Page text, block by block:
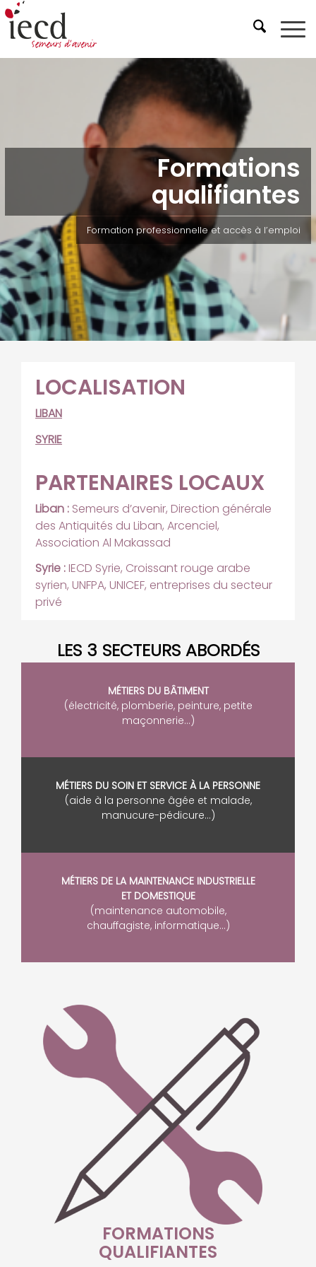
Formations
qualifiantes
Formation professionnelle et accès à l’emploi
LOCALISATION
LIBAN
SYRIE
PARTENAIRES LOCAUX
Liban : Semeurs d’avenir, Direction générale
des Antiquités du Liban, Arcenciel,
Association Al Makassad
Syrie :IECD Syrie, Croissant rouge arabe
syrien, UNFPA, UNICEF, entreprises du secteur
privé
LES 3 SECTEURS ABORDÉS
MÉTIERS DU BÂTIMENT
(électricité, plomberie, peinture, petite
maçonnerie…)
MÉTIERS DU SOIN ET SERVICE À LA PERSONNE
(aide à la personne âgée et malade,
manucure-pédicure…)
MÉTIERS DE LA MAINTENANCE INDUSTRIELLE
ET DOMESTIQUE
(maintenance automobile,
chauffagiste, informatique…)
FORMATIONS
QUALIFIANTES